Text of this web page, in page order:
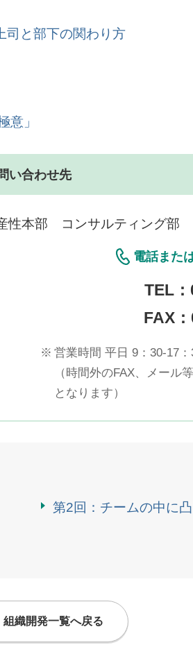
司と部下の関わり方
意」
い合わせ先
性本部 コンサルティング部
電話また
TEL：
FAX
※ 営業時間 平日 9：30-17：
（時間外のFAX、メール
となります）
第2回：チームの中に
組織開発一覧へ戻る